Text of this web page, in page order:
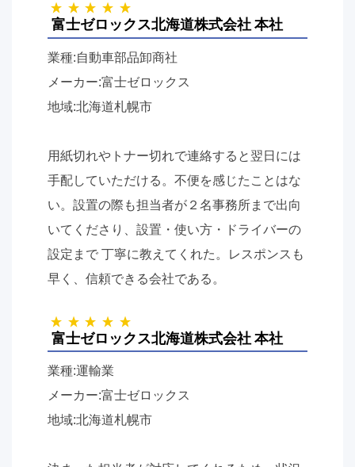
富士ゼロックス北海道株式会社 本社
業種:自動車部品卸商社
メーカー:富士ゼロックス
地域:北海道札幌市
用紙切れやトナー切れで連絡すると翌日には
手配していただける。不便を感じたことはな
い。設置の際も担当者が２名事務所まで出向
いてくださり、設置・使い方・ドライバーの
設定まで 丁寧に教えてくれた。レスポンスも
早く、信頼できる会社である。
富士ゼロックス北海道株式会社 本社
業種:運輸業
メーカー:富士ゼロックス
地域:北海道札幌市